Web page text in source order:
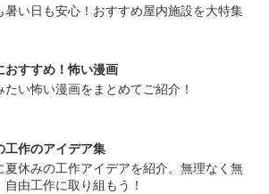
暑い日も安心！おすすめ屋内施設を大特集
おすすめ！怖い漫画
たい怖い漫画をまとめてご紹介！
工作のアイデア集
夏休みの工作アイデアを紹介。無理なく無
自由工作に取り組もう！